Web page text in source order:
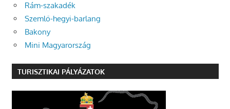
Rám-szakadék
Szemlő-hegyi-barlang
Bakony
Mini Magyarország
TURISZTIKAI PÁLYÁZATOK